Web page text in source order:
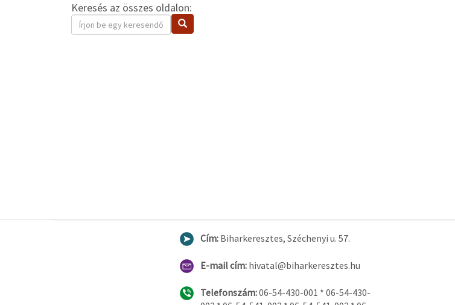
Keresés az összes oldalon:
Keresendő
kifejezés
Keresés
Cím: Biharkeresztes, Széchenyi u. 57.
E-mail cím: hivatal@biharkeresztes.hu
Telefonszám:06-54-430-001 * 06-54-430-